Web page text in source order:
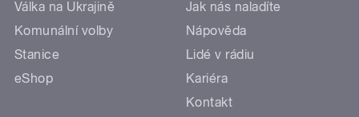
Válka na Ukrajině
Komunální volby
Stanice
eShop
Jak nás naladíte
Nápověda
Lidé v rádiu
Kariéra
Kontakt